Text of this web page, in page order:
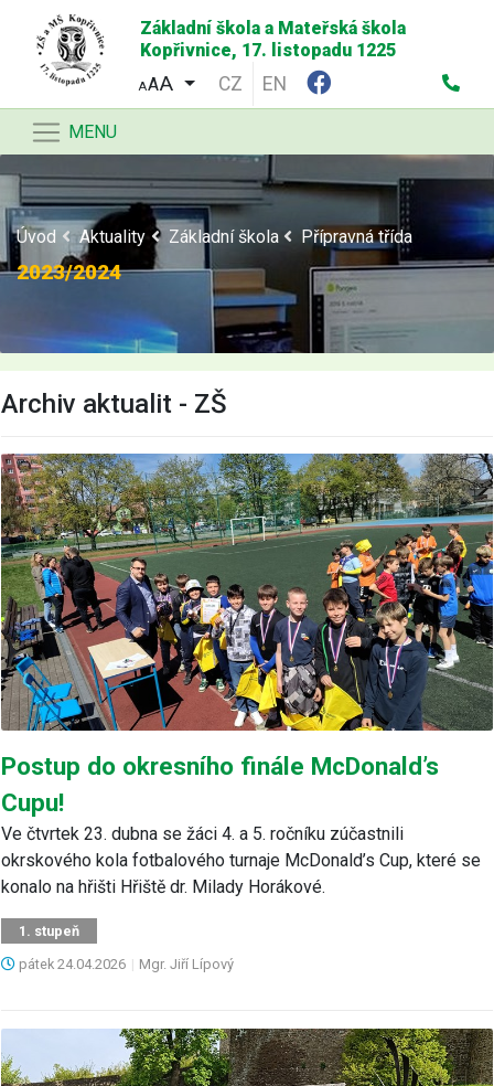
Základní škola a Mateřská škola
Kopřivnice, 17. listopadu 1225
AA CZ EN
MENU
Úvod Aktuality Základní škola Přípravná třída
2023/2024
Archiv aktualit - ZŠ
Postup do okresního finále McDonald’s
Cupu!
Ve čtvrtek 23. dubna se žáci 4. a 5. ročníku zúčastnili
okrskového kola fotbalového turnaje McDonald’s Cup, které se
konalo na hřišti Hřiště dr. Milady Horákové.
1. stupeň
pátek 24.04.2026 | Mgr. Jiří Lípový